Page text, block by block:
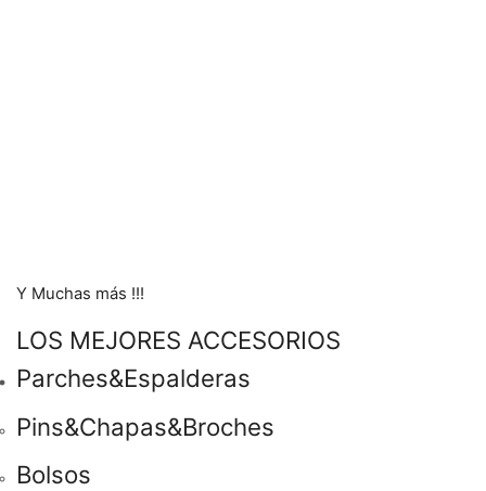
Y Muchas más !!!
LOS MEJORES ACCESORIOS
Parches&Espalderas
Pins&Chapas&Broches
Bolsos